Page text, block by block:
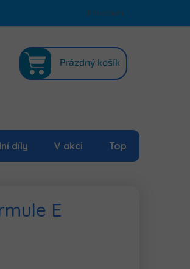
osobních údajů Mapa serveru
Přihlášení
KOŠÍK
Prázdný košík
díly V akci Top
E